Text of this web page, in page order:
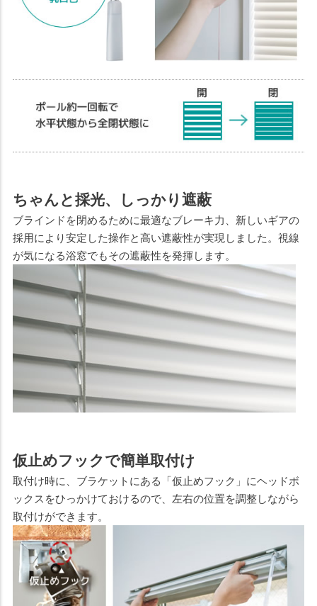
ちゃんと採光、しっかり遮蔽
ブラインドを閉めるために最適なブレーキ力、新しいギアの
採用により安定した操作と高い遮蔽性が実現しました。視線
が気になる浴窓でもその遮蔽性を発揮します。
仮止めフックで簡単取付け
取付け時に、ブラケットにある「仮止めフック」にヘッドボ
ックスをひっかけておけるので、左右の位置を調整しながら
取付けができます。